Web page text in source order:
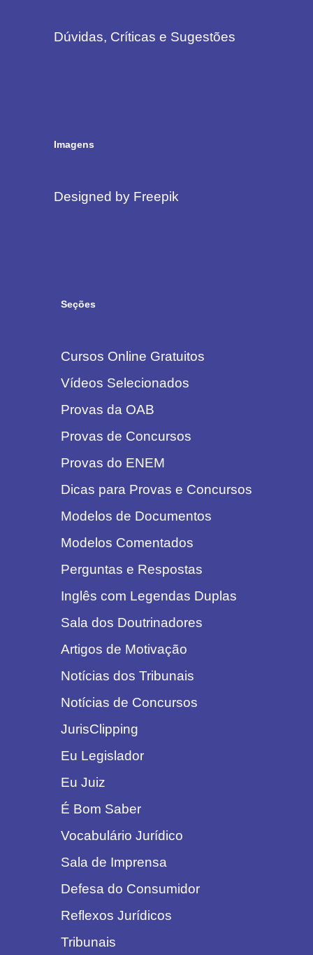
Dúvidas, Críticas e Sugestões
Imagens
Designed by Freepik
Seções
Cursos Online Gratuitos
Vídeos Selecionados
Provas da OAB
Provas de Concursos
Provas do ENEM
Dicas para Provas e Concursos
Modelos de Documentos
Modelos Comentados
Perguntas e Respostas
Inglês com Legendas Duplas
Sala dos Doutrinadores
Artigos de Motivação
Notícias dos Tribunais
Notícias de Concursos
JurisClipping
Eu Legislador
Eu Juiz
É Bom Saber
Vocabulário Jurídico
Sala de Imprensa
Defesa do Consumidor
Reflexos Jurídicos
Tribunais